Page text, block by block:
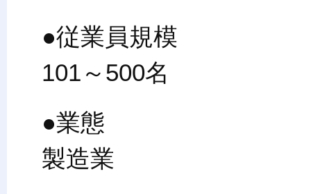
●従業員規模
101～500名
●業態
製造業